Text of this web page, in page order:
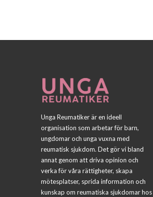
Unga Reumatiker är en ideell
organisation som arbetar för barn,
ungdomar och unga vuxna med
reumatisk sjukdom. Det gör vi bland
annat genom att driva opinion och
verka för våra rättigheter, skapa
mötesplatser, sprida information och
kunskap om reumatiska sjukdomar hos